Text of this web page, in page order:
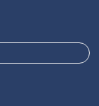
【キユーピー３分